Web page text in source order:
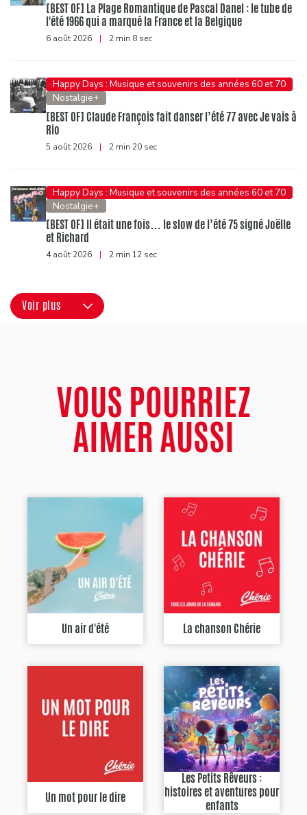
[BEST OF] La Plage Romantique de Pascal Danel : le tube de
l'été 1966 qui a marqué la France et la Belgique
6 août 2026 | 2 min 8 sec
Happy Days : Musique et souvenirs des années 60 et 70
Nostalgie+
[BEST OF] Claude François fait danser l’été 77 avec Je vais à
Rio
5 août 2026 | 2 min 20 sec
Happy Days : Musique et souvenirs des années 60 et 70
Nostalgie+
[BEST OF] Il était une fois… le slow de l’été 75 signé Joëlle
et Richard
4 août 2026 | 2 min 12 sec
Voir plus
VOUS POURRIEZ
AIMER AUSSI
Un air d'été La chanson Chérie
Un mot pour le dire
Les Petits Rêveurs :
histoires et aventures pour
enfants